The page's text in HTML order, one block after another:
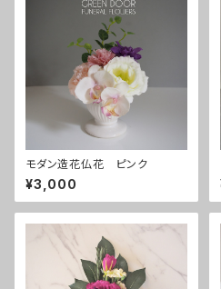
モダン造花仏花 ピンク
¥3,000